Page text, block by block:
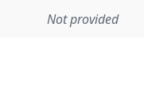
Not provided